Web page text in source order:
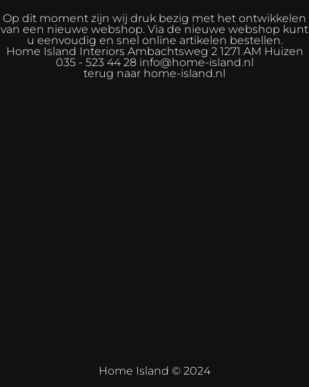
Op dit moment zijn wij druk bezig met het ontwikkelen
van een nieuwe webshop. Via de nieuwe webshop kunt
u eenvoudig en snel online artikelen bestellen.
Home Island Interiors Ambachtsweg 2 1271 AM Huizen
035 - 523 44 28 info@home-island.nl
terug naar home-island.nl
Home Island © 2024